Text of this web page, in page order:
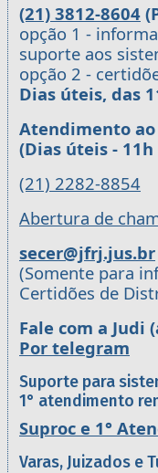
(21) 3812-8604
opção 1 -
suporte aos
opção 2 -
Dias úteis, das
Atendimento
(Dias úteis - 11h
(21) 2282-8854
Abertura de
secer@jfrj.jus.br
(Somente para
Certidões de
Fale com a
Por telegram
Suporte para
1° atendimento
Suproc e 1°
Varas, Juizados e